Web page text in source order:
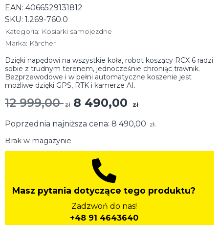
EAN: 4066529131812
SKU: 1.269-760.0
Kategoria: Kosiarki samojezdne
Marka: Kärcher
Dzięki napędowi na wszystkie koła, robot koszący RCX 6 radzi
sobie z trudnym terenem, jednocześnie chroniąc trawnik.
Bezprzewodowe i w pełni automatyczne koszenie jest
możliwe dzięki GPS, RTK i kamerze AI.
12 999,00 zł 8 490,00 zł
Poprzednia najniższa cena: 8 490,00 zł.
Brak w magazynie
Masz pytania dotyczące tego produktu?
Zadzwoń do nas!
+48 91 4643640